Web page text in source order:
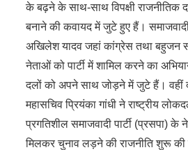
के बढ़ने के साथ-साथ विपक्षी राजनीतिक
बनाने की कवायद में जुटे हुए हैं। समाजवादी
अखिलेश यादव जहां कांग्रेस तथा बहुजन
नेताओं को पार्टी में शामिल करने का
दलों को अपने साथ जोड़ने में जुटे हैं। वहीं
महासचिव प्रियंका गांधी ने राष्ट्रीय
प्रगतिशील समाजवादी पार्टी (प्रसपा)
मिलकर चुनाव लड़ने की राजनीति शुरू की